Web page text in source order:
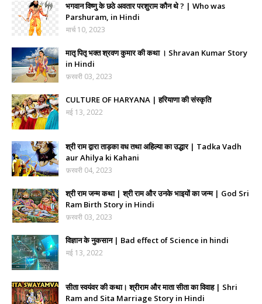
भगवान विष्णु के छठे अवतार परशुराम कौन थे ? | Who was
Parshuram, in Hindi
मार्च 10, 2023
मातृ पितृ भक्त श्रवण कुमार की कथा । Shravan Kumar Story
in Hindi
फ़रवरी 03, 2023
CULTURE OF HARYANA | हरियाणा की संस्कृति
मई 13, 2022
श्री राम द्वारा ताड़का वध तथा अहिल्या का उद्धार | Tadka Vadh
aur Ahilya ki Kahani
फ़रवरी 04, 2023
श्री राम जन्म कथा | श्री राम और उनके भाइयों का जन्म | God Sri
Ram Birth Story in Hindi
फ़रवरी 03, 2023
विज्ञान के नुकसान | Bad effect of Science in hindi
मई 13, 2022
सीता स्वयंवर की कथा। श्रीराम और माता सीता का विवाह | Shri
Ram and Sita Marriage Story in Hindi